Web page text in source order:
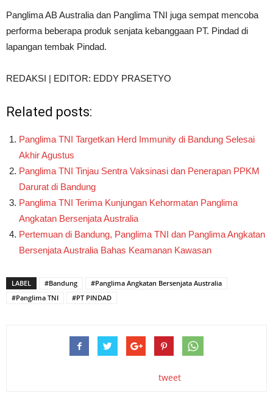
Panglima AB Australia dan Panglima TNI juga sempat mencoba
performa beberapa produk senjata kebanggaan PT. Pindad di
lapangan tembak Pindad.
REDAKSI | EDITOR: EDDY PRASETYO
Related posts:
Panglima TNI Targetkan Herd Immunity di Bandung Selesai
Akhir Agustus
Panglima TNI Tinjau Sentra Vaksinasi dan Penerapan PPKM
Darurat di Bandung
Panglima TNI Terima Kunjungan Kehormatan Panglima
Angkatan Bersenjata Australia
Pertemuan di Bandung, Panglima TNI dan Panglima Angkatan
Bersenjata Australia Bahas Keamanan Kawasan
LABEL #Bandung
#Panglima Angkatan Bersenjata Australia
#Panglima TNI
#PT PINDAD
tweet